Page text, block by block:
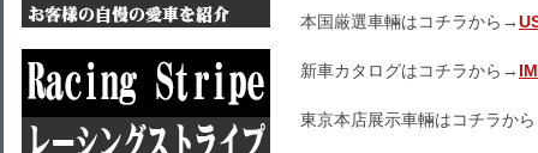
本国厳選車輛はコチラから→
新車カタログはコチラから→
東京本店展示車輛はコチラか